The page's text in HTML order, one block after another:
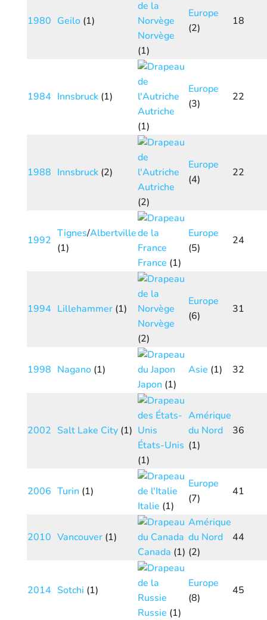
1980 Geilo(1)
Norvège
(1)
Europe
(2)
18
1984 Innsbruck(1)
Autriche
(1)
Europe
(3)
22
1988 Innsbruck(2)
Autriche
(2)
Europe
(4)
22
1992
Tignes/Albertville
(1)
France (1)
Europe
(5)
24
1994 Lillehammer(1)
Norvège
(2)
Europe
(6)
31
1998 Nagano(1)
Japon (1)
Asie (1) 32
2002 Salt Lake City(1)
États-Unis
(1)
Amérique
du Nord
(1)
36
2006 Turin (1)
Italie (1)
Europe
(7)
41
2010 Vancouver(1)
Canada (1)
Amérique
du Nord
(2)
44
2014 Sotchi (1)
Russie (1)
Europe
(8)
45